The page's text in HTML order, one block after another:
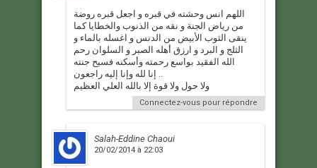
اللهم انس وحشته في قبره و اجعل قبره روضة
من رياض الجنة و نقه من الذنوب والخطايا كما
ينقى الثوب الأبيض من الدنس و اغسله بالماء و
الثلج و البرد و ارزق أهله الصبر و السلوان رحم
الله الفقيد بواسع رحمته وأسكنه فسيح جنته
إنا لله وإنا إليه راجعون ..
ولا حول ولا قوة إلا بالله العلي العظيم
Connectez-vous pour répondre
Salah-Eddine Chaoui
20/02/2014 à 22:03